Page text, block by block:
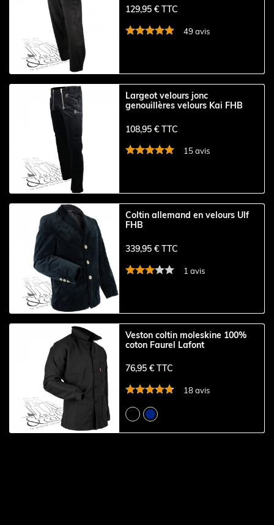
129,95 € TTC
49 avis
Largeot velours jonc
genouillères velours Kai FHB
108,95 € TTC
15 avis
Coltin allemand en velours Ulf
FHB
339,95 € TTC
1 avis
Veston coltin moleskine 100%
coton Faurel Lafont
76,95 € TTC
18 avis